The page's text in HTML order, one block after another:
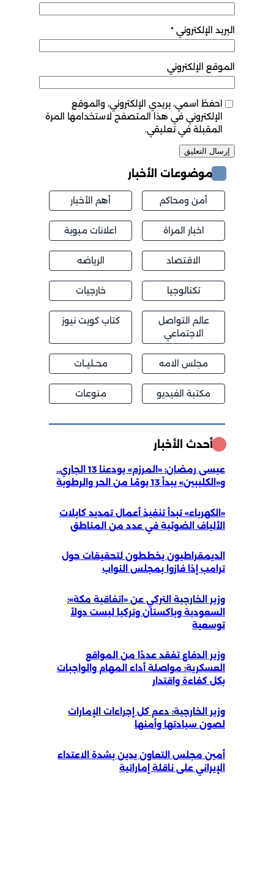
البريد الإلكتروني*
الموقع الإلكتروني
احفظ اسمي، بريدي الإلكتروني، والموقع
الإلكتروني في هذا المتصفح لاستخدامها المرة
المقبلة في تعليقي.
موضوعات الأخبار
أمن ومحاكم أهم الأخبار
اخبار المراة اعلانات مبوبة
الاقتصاد الرياضه
تكنالوجيا خارجيات
عالم التواصل
الاجتماعي
كتاب كويت نيوز
مجلس الامه محــليــات
مكتبة الفيديو منوعات
أحدث الأخبار
عيسى رمضان: «المرزم» يودعنا 13 الجاري..
و«الكليبين» يبدأ 13 يومًا من الحر والرطوبة
«الكهرباء» تبدأ تنفيذ أعمال تمديد كابلات
الألياف الضوئية في عدد من المناطق
الديمقراطيون يخططون لتحقيقات حول
ترامب إذا فازوا بمجلس النواب
وزير الخارجية التركي عن «اتفاقية مكة»:
السعودية وباكستان وتركيا ليست دولاً
توسعية
وزير الدفاع تفقد عددًا من المواقع
العسكرية: مواصلة أداء المهام والواجبات
بكل كفاءة واقتدار
وزير الخارجية: دعم كل إجراءات الإمارات
لصون سيادتها وأمنها
أمين مجلس التعاون يدين بشدة الاعتداء
الإيراني على ناقلة إماراتية